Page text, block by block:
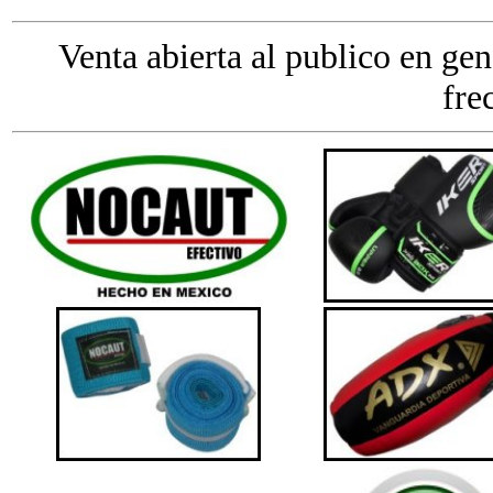
Venta abierta al publico en